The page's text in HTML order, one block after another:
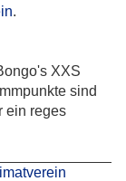
.
XXS
sind
ein reges